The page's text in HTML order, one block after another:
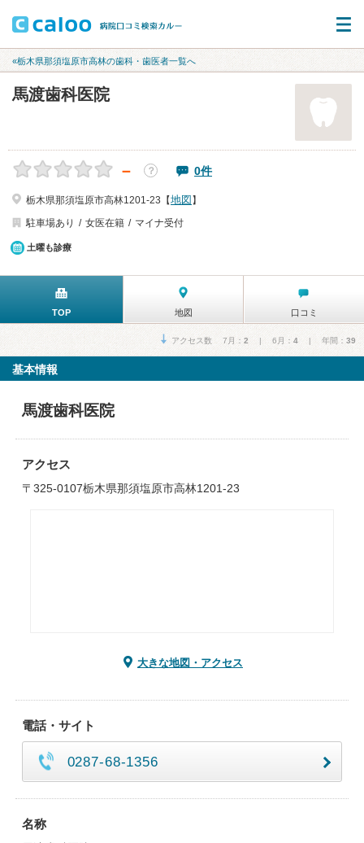
«栃木県那須塩原市高林の歯科・歯医者一覧へ
馬渡歯科医院
－ ？ 0件
栃木県那須塩原市高林1201-23【地図 】
駐車場あり
女医在籍 マイナ受付
土曜も診療
TOP 地図 口コミ
アクセス数 7月： 2 | 6月： 4 | 年間： 39
基本情報
馬渡歯科医院
アクセス
〒325-0107栃木県那須塩原市高林1201-23
大きな地図・アクセス
電話・サイト
0287-68-1356
名称